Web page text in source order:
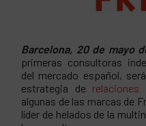
Barcelona, 20 de mayo
primeras consultoras
del mercado español,
estrategia de
algunas de las marcas de
líder de helados de la